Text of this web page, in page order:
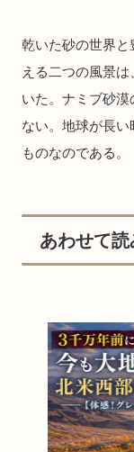
乾いた砂の世界
える二つの風景
いた。ナミブ砂
ない。地球が長
ものなのである。
あわせて